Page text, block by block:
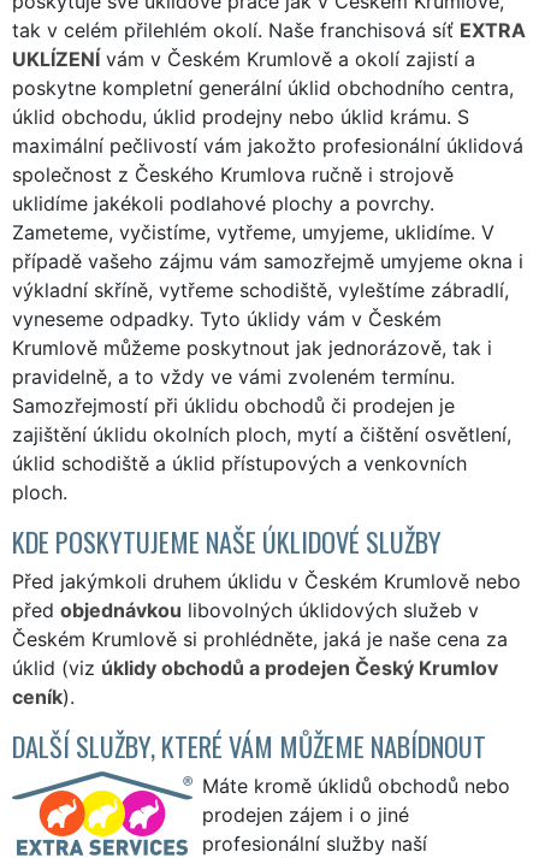
tak v celém přilehlém okolí. Naše franchisová síť EXTRA
UKLÍZENÍ vám v Českém Krumlově a okolí zajistí a
poskytne kompletní generální úklid obchodního centra,
úklid obchodu, úklid prodejny nebo úklid krámu. S
maximální pečlivostí vám jakožto profesionální úklidová
společnost z Českého Krumlova ručně i strojově
uklidíme jakékoli podlahové plochy a povrchy.
Zameteme, vyčistíme, vytřeme, umyjeme, uklidíme. V
případě vašeho zájmu vám samozřejmě umyjeme okna i
výkladní skříně, vytřeme schodiště, vyleštíme zábradlí,
vyneseme odpadky. Tyto úklidy vám v Českém
Krumlově můžeme poskytnout jak jednorázově, tak i
pravidelně, a to vždy ve vámi zvoleném termínu.
Samozřejmostí při úklidu obchodů či prodejen je
zajištění úklidu okolních ploch, mytí a čištění osvětlení,
úklid schodiště a úklid přístupových a venkovních
ploch.
KDE POSKYTUJEME NAŠE ÚKLIDOVÉ SLUŽBY
Před jakýmkoli druhem úklidu v Českém Krumlově nebo
před objednávkou libovolných úklidových služeb v
Českém Krumlově si prohlédněte, jaká je naše cena za
úklid (viz úklidy obchodů a prodejen Český Krumlov
ceník).
DALŠÍ SLUŽBY, KTERÉ VÁM MŮŽEME NABÍDNOUT
Máte kromě úklidů obchodů nebo
prodejen zájem i o jiné
profesionální služby naší